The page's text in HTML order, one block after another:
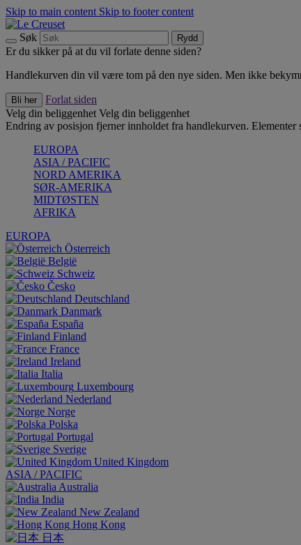
Skip to main content Skip to footer content
Søk Rydd
Er du sikker på at du vil forlate denne siden?
Handlekurven din vil være tom på den nye siden. Men ikke
Bli her
Forlat siden
Velg din beliggenhet Velg din beliggenhet
Endring av posisjon fjerner innholdet fra handlekurven.
EUROPA
ASIA / PACIFIC
NORD AMERIKA
SØR-AMERIKA
MIDTØSTEN
AFRIKA
EUROPA
Österreich
België
Schweiz
Česko
Deutschland
Danmark
España
Finland
France
Ireland
Italia
Luxembourg
Nederland
Norge
Polska
Portugal
Sverige
United Kingdom
ASIA / PACIFIC
Australia
India
New Zealand
Hong Kong
日本